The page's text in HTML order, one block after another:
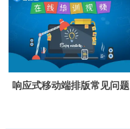
响应式移动端排版常见问题